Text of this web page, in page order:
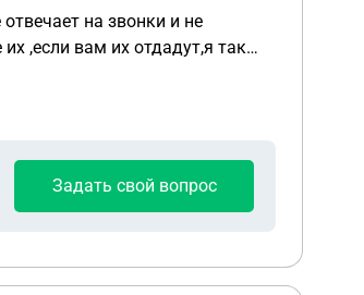
на звонки и не
,если вам их отдадут,я так
мне делать как вернуть
Задать свой вопрос